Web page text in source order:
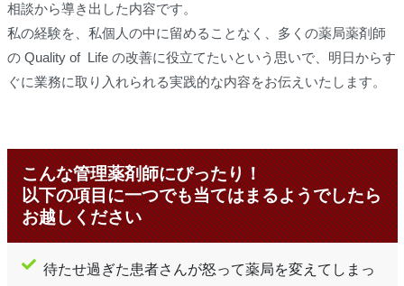
相談から導き出した内容です。
私の経験を、私個人の中に留めることなく、多くの薬局薬剤師
の Quality of Life の改善に役立てたいという思いで、明日からす
ぐに業務に取り入れられる実践的な内容をお伝えいたします。
こんな管理薬剤師にぴったり！
以下の項目に一つでも当てはまるようでしたら
お越しください
待たせ過ぎた患者さんが怒って薬局を変えてしまっ